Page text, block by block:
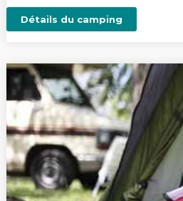
Détails du camping